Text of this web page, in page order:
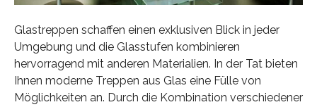
Glastreppen schaffen einen exklusiven Blick in jeder
Umgebung und die Glasstufen kombinieren
hervorragend mit anderen Materialien. In der Tat bieten
Ihnen moderne Treppen aus Glas eine Fülle von
Möglichkeiten an. Durch die Kombination verschiedener